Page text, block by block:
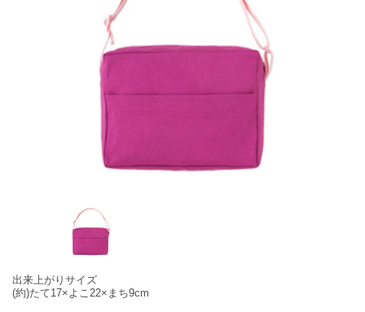
出来上がりサイズ
(約)たて17×よこ22×まち9cm